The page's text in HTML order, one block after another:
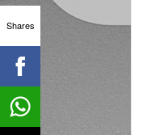
Shares